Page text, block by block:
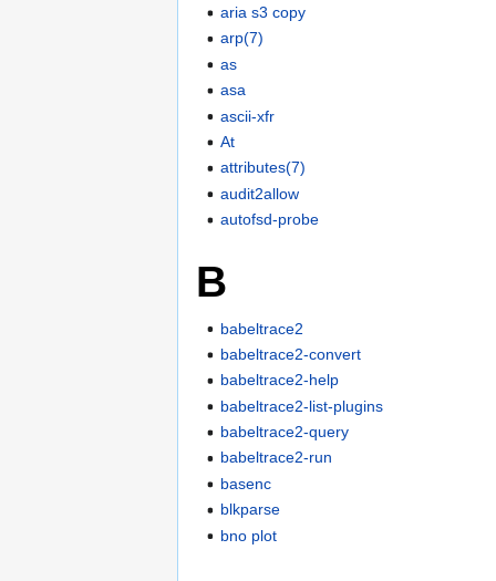
aria s3 copy
arp(7)
as
asa
ascii-xfr
At
attributes(7)
audit2allow
autofsd-probe
B
babeltrace2
babeltrace2-convert
babeltrace2-help
babeltrace2-list-plugins
babeltrace2-query
babeltrace2-run
basenc
blkparse
bno plot